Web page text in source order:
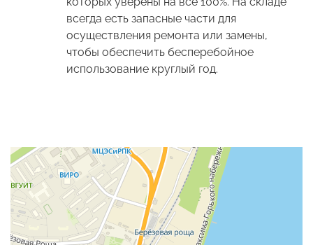
всегда есть запасные части для
осуществления ремонта или замены,
чтобы обеспечить бесперебойное
использование круглый год.